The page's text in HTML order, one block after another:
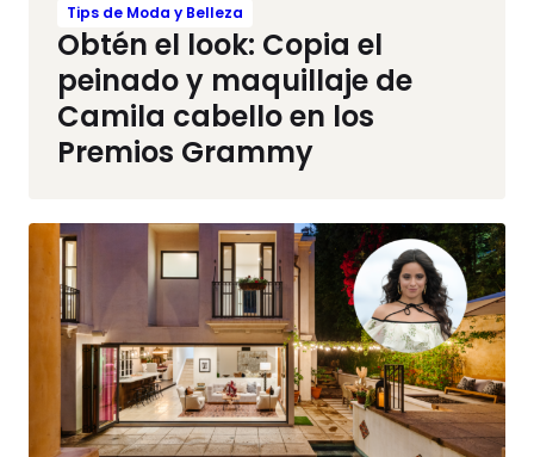
Tips de Moda y Belleza
Obtén el look: Copia el
peinado y maquillaje de
Camila cabello en los
Premios Grammy